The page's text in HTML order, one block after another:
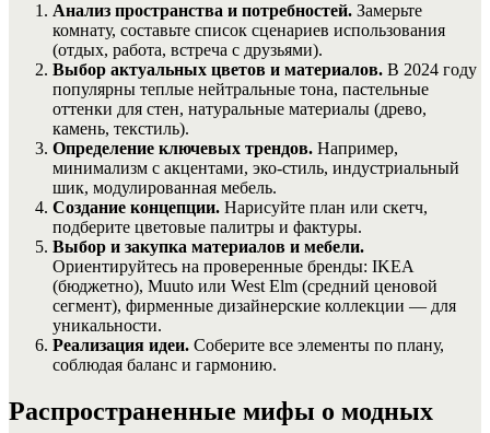
Анализ пространства и потребностей. Замерьте
комнату, составьте список сценариев использования
(отдых, работа, встреча с друзьями).
Выбор актуальных цветов и материалов. В 2024 году
популярны теплые нейтральные тона, пастельные
оттенки для стен, натуральные материалы (древо,
камень, текстиль).
Определение ключевых трендов. Например,
минимализм с акцентами, эко-стиль, индустриальный
шик, модулированная мебель.
Создание концепции. Нарисуйте план или скетч,
подберите цветовые палитры и фактуры.
Выбор и закупка материалов и мебели.
Ориентируйтесь на проверенные бренды: IKEA
(бюджетно), Muuto или West Elm (средний ценовой
сегмент), фирменные дизайнерские коллекции — для
уникальности.
Реализация идеи. Соберите все элементы по плану,
соблюдая баланс и гармонию.
Распространенные мифы о модных